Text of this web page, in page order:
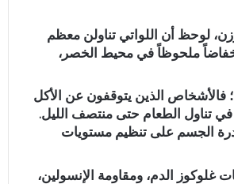
من زيادة الوزن، لوحظ أن اللواتي تناولن معظم
ملحوظاً في محيط الخصر،
فالأشخاص الذين يتوقفون عن الأكل
تناول الطعام حتى منتصف الليل.
الجسم على تنظيم مستويات
الدم، ومقاومة الإنسولين،